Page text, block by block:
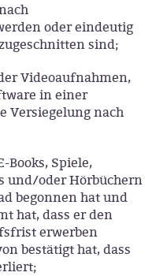
oder eindeutig
sind;
Videoaufnahmen,
in einer
Versiegelung nach
Spiele,
und/oder Hörbüchern
begonnen hat und
hat, dass er den
erwerben
bestätigt hat, dass